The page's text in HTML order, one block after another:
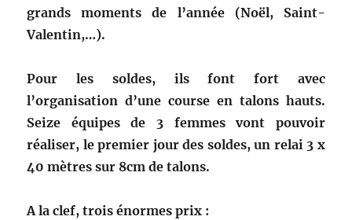
grands moments de l’année (Noël, Saint-
Valentin,…).
Pour les soldes, ils font fort avec
l’organisation d’une course en talons hauts.
Seize équipes de 3 femmes vont pouvoir
réaliser, le premier jour des soldes, un relai 3 x
40 mètres sur 8cm de talons.
A la clef, trois énormes prix :